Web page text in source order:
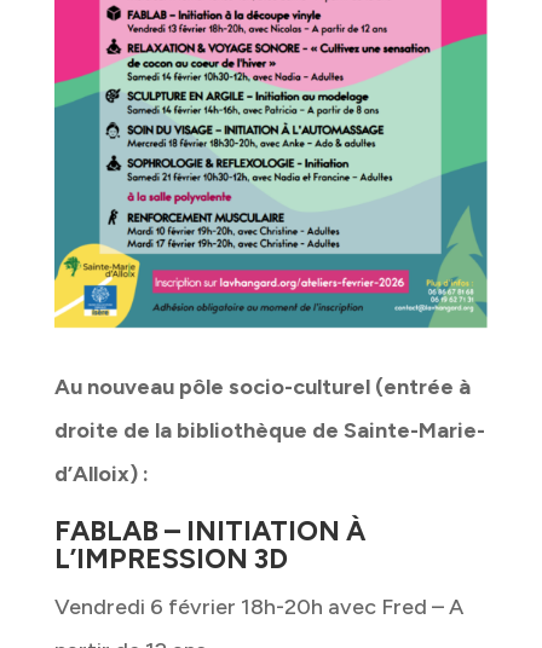
Au nouveau pôle socio-culturel (entrée à
droite de la bibliothèque de Sainte-Marie-
d’Alloix) :
FABLAB – INITIATION À
L’IMPRESSION 3D
Vendredi 6 février 18h-20h avec Fred – A